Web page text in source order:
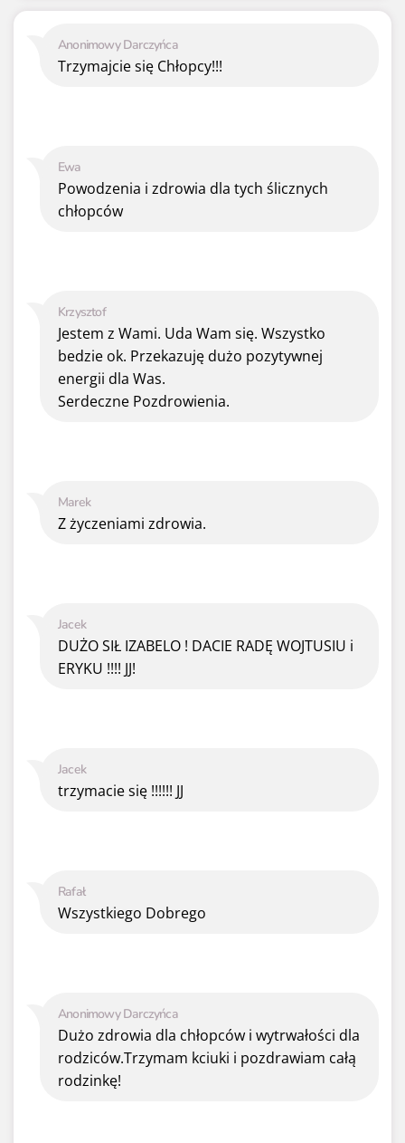
Anonimowy Darczyńca
Dużo zdrowia dla chłopców i wytrwałości dla
rodziców.Trzymam kciuki i pozdrawiam całą
rodzinkę!
Rafał
Wszystkiego Dobrego
Jacek
trzymacie się !!!!!! JJ
Jacek
DUŻO SIŁ IZABELO ! DACIE RADĘ WOJTUSIU i
ERYKU !!!! JJ!
Marek
Z życzeniami zdrowia.
Krzysztof
Jestem z Wami. Uda Wam się. Wszystko
bedzie ok. Przekazuję dużo pozytywnej
energii dla Was.
Serdeczne Pozdrowienia.
Ewa
Powodzenia i zdrowia dla tych ślicznych
chłopców
Anonimowy Darczyńca
Trzymajcie się Chłopcy!!!